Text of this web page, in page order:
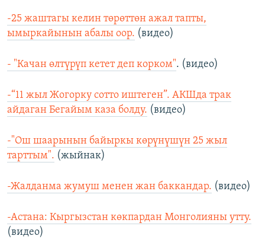
-25 жаштагы келин төрөттөн ажал тапты,
ымыркайынын абалы оор. (видео)
- "Качан өлтүрүп кетет деп корком". (видео)
-“11 жыл Жогорку сотто иштеген”. АКШда трак
айдаган Бегайым каза болду. (видео)
-"Ош шаарынын байыркы көрүнүшүн 25 жыл
тарттым". (жыйнак)
-Жалданма жумуш менен жан баккандар. (видео)
-Астана: Кыргызстан көкпардан Монголияны утту.
(видео)